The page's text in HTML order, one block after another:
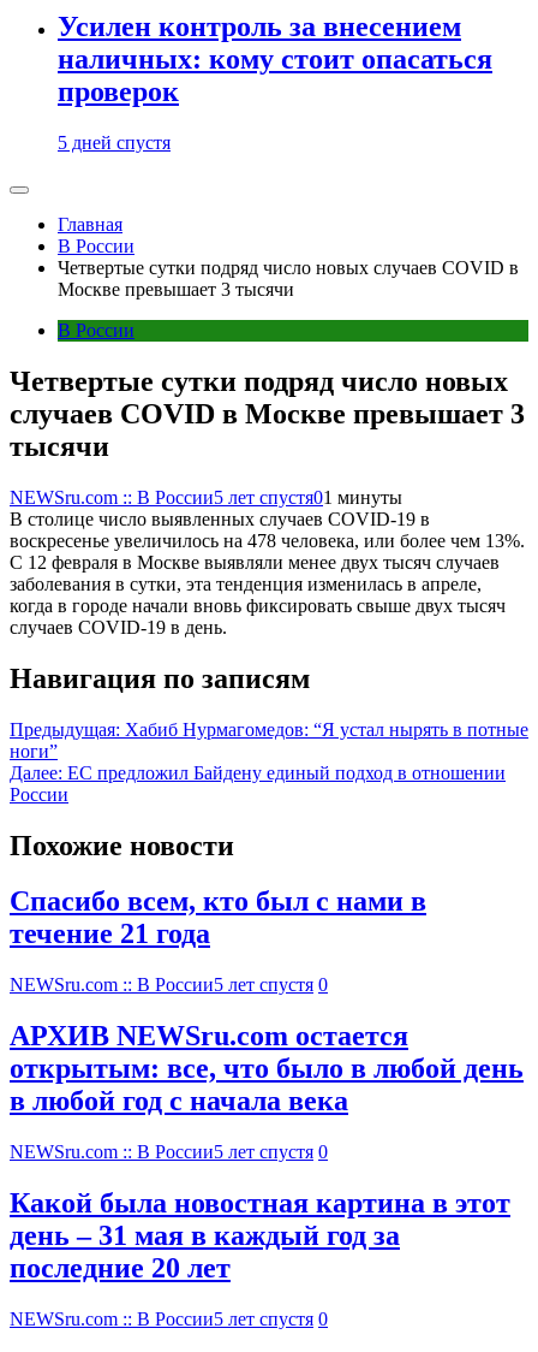
Усилен контроль за внесением
наличных: кому стоит опасаться
проверок
5 дней спустя
Главная
В России
Четвертые сутки подряд число новых случаев COVID в
Москве превышает 3 тысячи
В России
Четвертые сутки подряд число новых
случаев COVID в Москве превышает 3
тысячи
NEWSru.com :: В России5 лет спустя01 минуты
В столице число выявленных случаев COVID-19 в
воскресенье увеличилось на 478 человека, или более чем 13%.
С 12 февраля в Москве выявляли менее двух тысяч случаев
заболевания в сутки, эта тенденция изменилась в апреле,
когда в городе начали вновь фиксировать свыше двух тысяч
случаев COVID-19 в день.
Навигация по записям
Предыдущая: Хабиб Нурмагомедов: “Я устал нырять в потные
ноги”
Далее: ЕС предложил Байдену единый подход в отношении
России
Похожие новости
Спасибо всем, кто был с нами в
течение 21 года
NEWSru.com :: В России5 лет спустя 0
АРХИВ NEWSru.com остается
открытым: все, что было в любой день
в любой год с начала века
NEWSru.com :: В России5 лет спустя 0
Какой была новостная картина в этот
день – 31 мая в каждый год за
последние 20 лет
NEWSru.com :: В России5 лет спустя 0